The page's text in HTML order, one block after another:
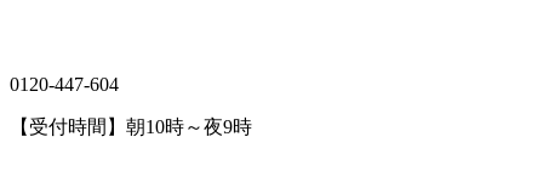
0120-447-604
【受付時間】朝10時～夜9時